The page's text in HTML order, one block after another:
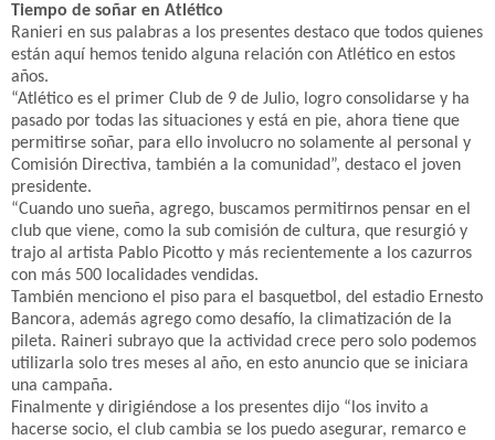
Tiempo de soñar en Atlético
Ranieri en sus palabras a los presentes destaco que todos quienes
están aquí hemos tenido alguna relación con Atlético en estos
años.
“Atlético es el primer Club de 9 de Julio, logro consolidarse y ha
pasado por todas las situaciones y está en pie, ahora tiene que
permitirse soñar, para ello involucro no solamente al personal y
Comisión Directiva, también a la comunidad”, destaco el joven
presidente.
“Cuando uno sueña, agrego, buscamos permitirnos pensar en el
club que viene, como la sub comisión de cultura, que resurgió y
trajo al artista Pablo Picotto y más recientemente a los cazurros
con más 500 localidades vendidas.
También menciono el piso para el basquetbol, del estadio Ernesto
Bancora, además agrego como desafío, la climatización de la
pileta. Raineri subrayo que la actividad crece pero solo podemos
utilizarla solo tres meses al año, en esto anuncio que se iniciara
una campaña.
Finalmente y dirigiéndose a los presentes dijo “los invito a
hacerse socio, el club cambia se los puedo asegurar, remarco e